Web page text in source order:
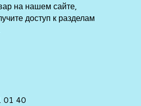
на нашем сайте,
доступ к разделам
01 40